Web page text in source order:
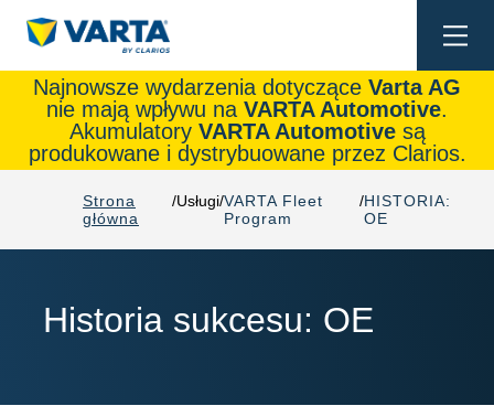
Najnowsze wydarzenia dotyczące Varta AG
nie mają wpływu na VARTA Automotive.
Akumulatory VARTA Automotivesą
produkowane i dystrybuowane przez Clarios.
Strona
główna
Usługi VARTA Fleet
Program
HISTORIA:
OE
Historia sukcesu: OE